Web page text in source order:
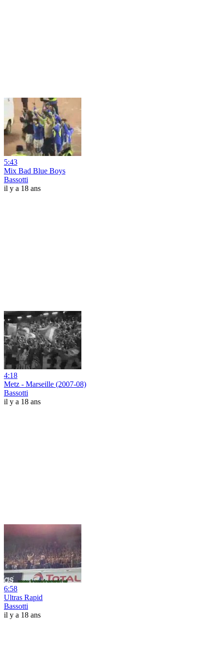
5:43
Mix Bad Blue Boys
Bassotti
il y a 18 ans
4:18
Metz - Marseille (2007-08)
Bassotti
il y a 18 ans
6:58
Ultras Rapid
Bassotti
il y a 18 ans